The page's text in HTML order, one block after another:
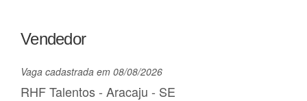
Vendedor
Vaga cadastrada em 08/08/2026
RHF Talentos - Aracaju - SE